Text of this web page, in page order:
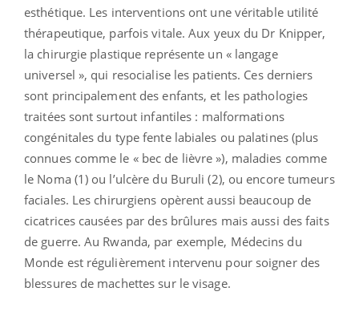
esthétique. Les interventions ont une véritable utilité
thérapeutique, parfois vitale. Aux yeux du Dr Knipper,
la chirurgie plastique représente un « langage
universel », qui resocialise les patients. Ces derniers
sont principalement des enfants, et les pathologies
traitées sont surtout infantiles : malformations
congénitales du type fente labiales ou palatines (plus
connues comme le « bec de lièvre »), maladies comme
le Noma (1) ou l’ulcère du Buruli (2), ou encore tumeurs
faciales. Les chirurgiens opèrent aussi beaucoup de
cicatrices causées par des brûlures mais aussi des faits
de guerre. Au Rwanda, par exemple, Médecins du
Monde est régulièrement intervenu pour soigner des
blessures de machettes sur le visage.